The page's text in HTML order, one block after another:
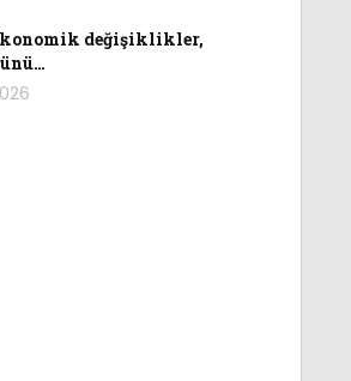
değişiklikler,